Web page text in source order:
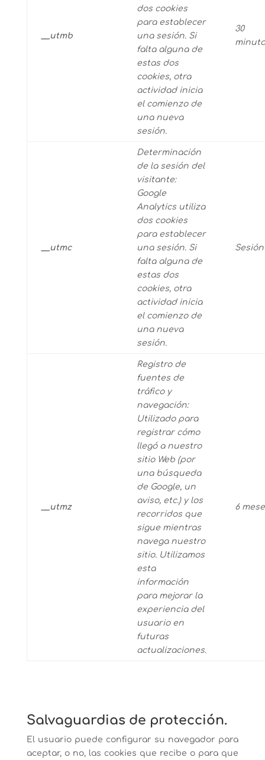
__utmb
dos cookies
para establecer
una sesión. Si
falta alguna de
estas dos
cookies, otra
actividad inicia
el comienzo de
una nueva
sesión.
30
__utmc
Determinación
de la sesión del
visitante:
Google
Analytics utiliza
dos cookies
para establecer
una sesión. Si
falta alguna de
estas dos
cookies, otra
actividad inicia
el comienzo de
una nueva
sesión.
Sesión
__utmz
Registro de
fuentes de
tráfico y
navegación:
Utilizado para
registrar cómo
llegó a nuestro
sitio Web (por
una búsqueda
de Google, un
aviso, etc.) y los
recorridos que
sigue mientras
navega nuestro
sitio. Utilizamos
esta
información
para mejorar la
experiencia del
usuario en
futuras
actualizaciones.
6
Salvaguardias de protección.
El usuario puede configurar su navegador para
aceptar, o no, las cookies que recibe o para que